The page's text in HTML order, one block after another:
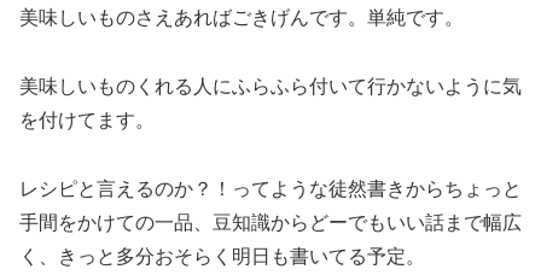
美味しいものさえあればごきげんです。単純です。
美味しいものくれる人にふらふら付いて行かないように気
を付けてます。
レシピと言えるのか？！ってような徒然書きからちょっと
手間をかけての一品、豆知識からどーでもいい話まで幅広
く、きっと多分おそらく明日も書いてる予定。